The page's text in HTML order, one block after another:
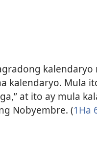
kalendaryo
kalendaryo. Mula
at ito ay mula
Nobyembre. (1Ha